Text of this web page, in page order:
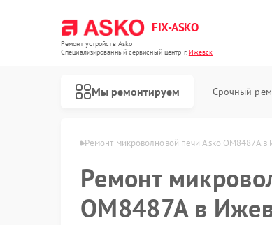
FIX-ASKO
Ремонт устройств Asko
Специализированный cервисный центр г.Ижевск
Мы ремонтируем Срочный
Ремонт микроволновой печи Asko OM8487A в
Ремонт
OM8487A в